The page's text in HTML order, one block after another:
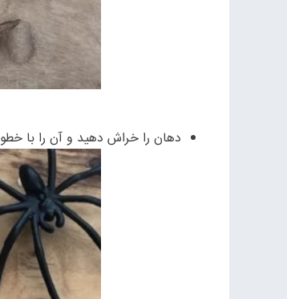
دهان را خراش دهید و آن را با